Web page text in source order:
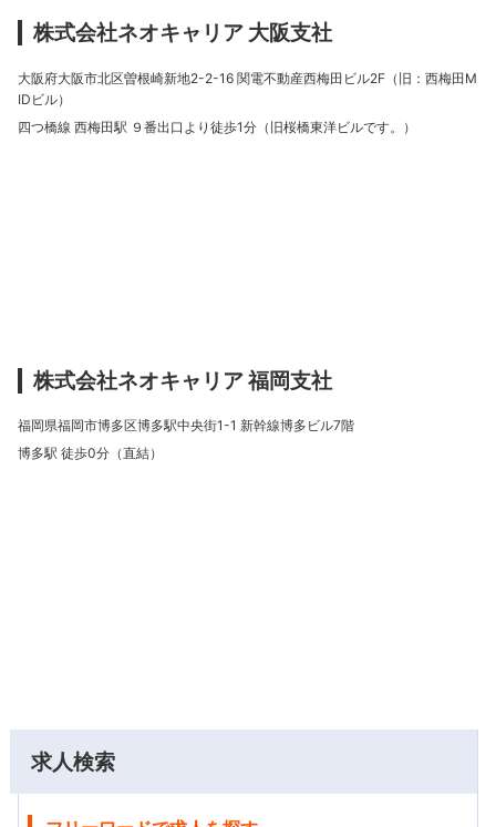
求人検索
株式会社ネオキャリア 大阪支社
大阪府大阪市北区曽根崎新地2-2-16 関電不動産西梅田ビル2F（旧：西梅田M
IDビル）
四つ橋線 西梅田駅 ９番出口より徒歩1分（旧桜橋東洋ビルです。）
株式会社ネオキャリア 福岡支社
福岡県福岡市博多区博多駅中央街1-1 新幹線博多ビル7階
博多駅 徒歩0分（直結）